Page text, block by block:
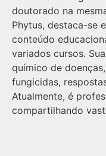
doutorado na
Phytus, destaca-se
conteúdo
variados cursos.
químico de
fungicidas,
Atualmente, é
compartilhando